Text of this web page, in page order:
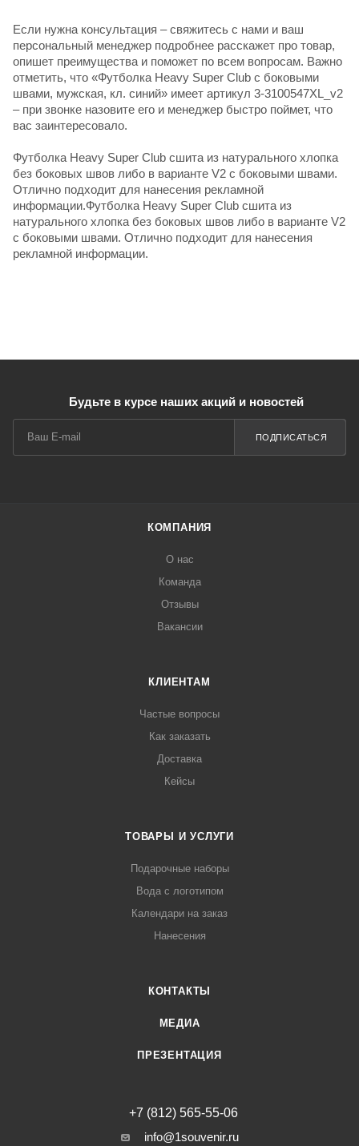
Если нужна консультация – свяжитесь с нами и ваш
персональный менеджер подробнее расскажет про товар,
опишет преимущества и поможет по всем вопросам. Важно
отметить, что «Футболка Heavy Super Club с боковыми
швами, мужская, кл. синий» имеет артикул 3-3100547XL_v2
– при звонке назовите его и менеджер быстро поймет, что
вас заинтересовало.
Футболка Heavy Super Club сшита из натурального хлопка
без боковых швов либо в варианте V2 с боковыми швами.
Отлично подходит для нанесения рекламной
информации.Футболка Heavy Super Club сшита из
натурального хлопка без боковых швов либо в варианте V2
с боковыми швами. Отлично подходит для нанесения
рекламной информации.
Будьте в курсе наших акций и новостей
ПОДПИСАТЬСЯ
КОМПАНИЯ
О нас
Команда
Отзывы
Вакансии
КЛИЕНТАМ
Частые вопросы
Как заказать
Доставка
Кейсы
ТОВАРЫ И УСЛУГИ
Подарочные наборы
Вода с логотипом
Календари на заказ
Нанесения
КОНТАКТЫ
МЕДИА
ПРЕЗЕНТАЦИЯ
+7 (812) 565-55-06
info@1souvenir.ru